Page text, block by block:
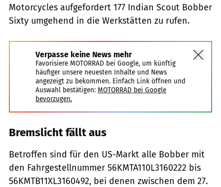
Motorcycles aufgefordert 177 Indian Scout Bobber
Sixty umgehend in die Werkstätten zu rufen.
Verpasse keine News mehr
Favorisiere MOTORRAD bei Google, um künftig
häufiger unsere neuesten Inhalte und News
angezeigt zu bekommen. Einfach Link öffnen und
Auswahl bestätigen: MOTORRAD bei Google
bevorzugen.
Bremslicht fällt aus
Betroffen sind für den US-Markt alle Bobber mit
den Fahrgestellnummer 56KMTA110L3160222 bis
56KMTB11XL3160492, bei denen zwischen dem 27.